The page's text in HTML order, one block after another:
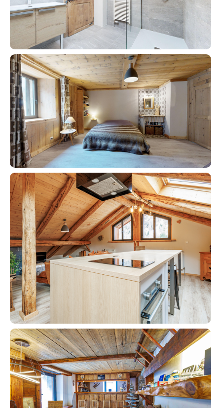
Contacter un conseiller
Estimer/Vendre
Acheter
Recrutement
Actualités
Guides